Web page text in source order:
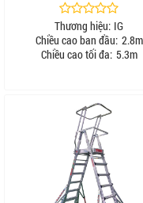
Thương hiệu: IG
Chiều cao ban đầu: 2.8m
Chiều cao tối đa: 5.3m